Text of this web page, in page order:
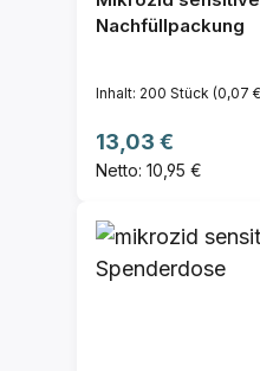
Nachfüllpackung
Inhalt: 200 Stück (0,07
Regulärer Preis:
13,03 €
Netto: 10,95 €